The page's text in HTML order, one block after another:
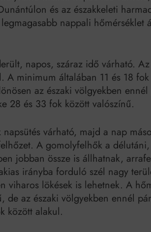
és az északkeleti
nappali hőmérséklet
napos, száraz idő várható.
A minimum általában 11 és 18
az északi völgyekben
28 és 33 fok között valószínű.
napsütés várható, majd a nap
A gomolyfelhők a
jobban össze is állhatnak,
irányba forduló szél nagy
viharos lökések is lehetnek. A
de az északi völgyekben ennél
között alakul.